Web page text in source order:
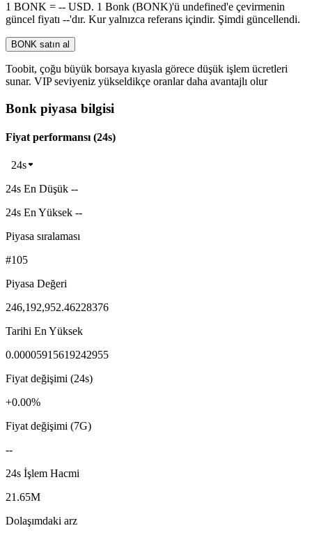
1 BONK = -- USD. 1 Bonk (BONK)'ü undefined'e çevirmenin
güncel fiyatı --'dır. Kur yalnızca referans içindir. Şimdi güncellendi.
BONK satın al
Toobit, çoğu büyük borsaya kıyasla görece düşük işlem ücretleri
sunar. VIP seviyeniz yükseldikçe oranlar daha avantajlı olur
Bonk piyasa bilgisi
Fiyat performansı (24s)
24s
24s En Düşük --
24s En Yüksek --
Piyasa sıralaması
#105
Piyasa Değeri
246,192,952.46228376
Tarihi En Yüksek
0.00005915619242955
Fiyat değişimi (24s)
+0.00%
Fiyat değişimi (7G)
--
24s İşlem Hacmi
21.65M
Dolaşımdaki arz